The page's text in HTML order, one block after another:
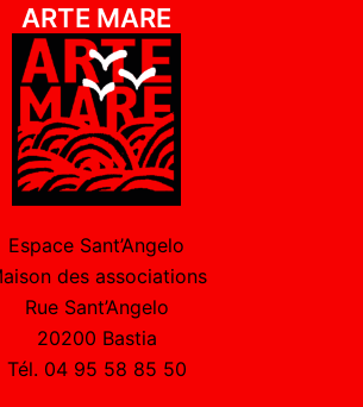
ARTE MARE
Espace Sant’Angelo
des associations
Rue Sant’Angelo
20200 Bastia
Tél. 04 95 58 85 50